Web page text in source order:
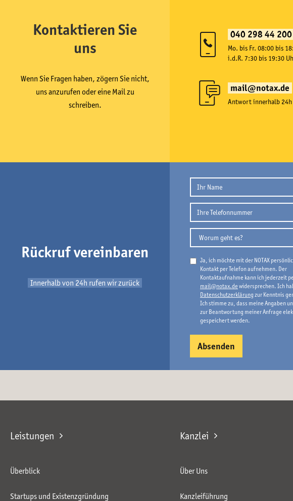
Kontaktieren Sie
uns
Wenn Sie Fragen haben, zögern Sie nicht,
uns anzurufen oder eine Mail zu
schreiben.
040 298 44 200
Mo. bis Fr. 08:00 bis
i.d.R. 7:30 bis 19:30
mail@notax.de
Antwort innerhalb 24h
Rückruf vereinbaren
Innerhalb von 24h rufen wir zurück
Ja, ich möchte mit der NOTAX
Kontakt per Telefon aufnehmen. Der
Kontaktaufnahme kann ich jederzeit
mail@notax.de widersprechen. Ich
Datenschutzerklärungzur Kenntnis
Ich stimme zu, dass meine Angaben
zur Beantwortung meiner Anfrage
gespeichert werden.
Leistungen
Überblick
Startups und Existenzgründung
Kanzlei
Über Uns
Kanzleiführung